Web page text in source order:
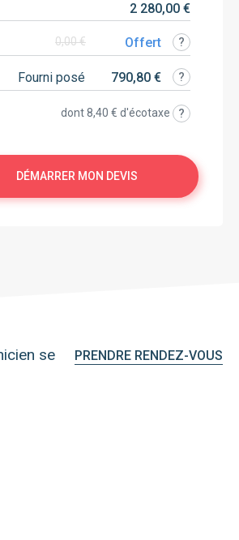
2 280,00 €
0,00 € Offert
Fourni posé 790,80 €
dont8,40 € d'écotaxe
DÉMARRER MON DEVIS
se
PRENDRE RENDEZ-VOUS